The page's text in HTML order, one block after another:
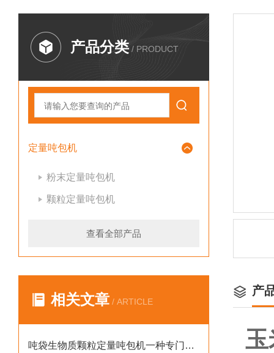
产品分类 / PRODUCT
定量吨包机
粉末定量吨包机
颗粒定量吨包机
查看全部产品
相关文章 / ARTICLE
吨袋生物质颗粒定量吨包机一种专门用于吨袋设备
产
玉